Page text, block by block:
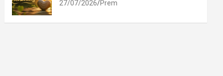
27/07/2026 Prem